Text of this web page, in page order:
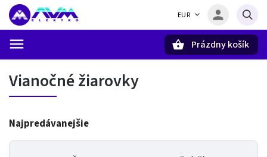
EUR
Prázdny košík
Vianočné žiarovky
Najpredávanejšie